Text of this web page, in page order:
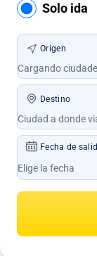
Solo ida
Origen
Destino
Fecha de